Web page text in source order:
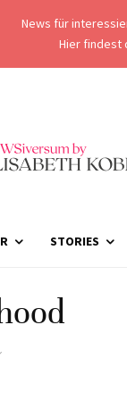
News für
Hier findest
STORIES